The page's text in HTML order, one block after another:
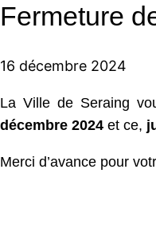
Fermeture
16 décembre 2024
La Ville de Seraing
décembre 2024 et ce,
Merci d’avance pour